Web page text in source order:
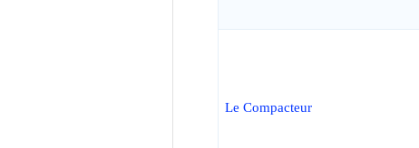
Le Compacteur